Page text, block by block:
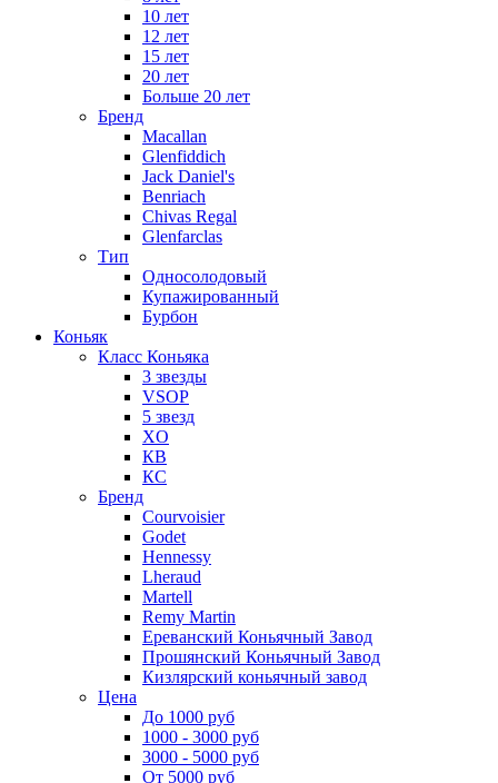
10 лет
12 лет
15 лет
20 лет
Больше 20 лет
Бренд
Macallan
Glenfiddich
Jack Daniel's
Benriach
Chivas Regal
Glenfarclas
Тип
Односолодовый
Купажированный
Бурбон
Коньяк
Класс Коньяка
3 звезды
VSOP
5 звезд
XO
КВ
КС
Бренд
Courvoisier
Godet
Hennessy
Lheraud
Martell
Remy Martin
Ереванский Коньячный Завод
Прошянский Коньячный Завод
Кизлярский коньячный завод
Цена
До 1000 руб
1000 - 3000 руб
3000 - 5000 руб
От 5000 руб